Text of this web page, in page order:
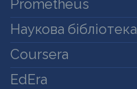
Prometheus
Наукова бібліотека
Coursera
EdEra